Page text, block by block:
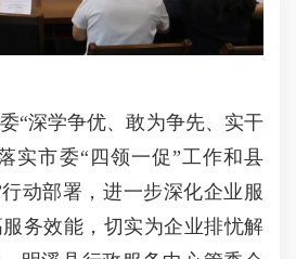
深学争优、敢为争先、实干
实市委“四领一促”工作和县
动部署，进一步深化企业服
务效能，切实为企业排忧解